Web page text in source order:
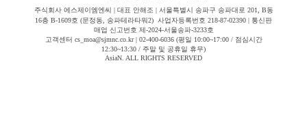
주식회사 에스제이엠엔씨 | 대표 안해조 | 서울특별시 송파구 송파대로 201, B동
16층 B-1609호 (문정동, 송파테라타워2) 사업자등록번호 218-87-02390 | 통신판
매업 신고번호 제-2024-서울송파-3233호
고객센터 cs_moa@sjmnc.co.kr | 02-400-6036 (평일 10:00~17:00 / 점심시간
12:30~13:30 / 주말 및 공휴일 휴무)
AsiaN. ALL RIGHTS RESERVED